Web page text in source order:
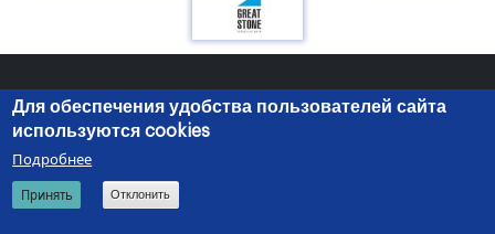
220050, г.Минск, пр-т Независимости, 10
RUBE EN
© 2026 Министерство связи и информатизации Республики
Для обеспечения удобства пользователей сайта
используются cookies
Подробнее
Принять Отклонить